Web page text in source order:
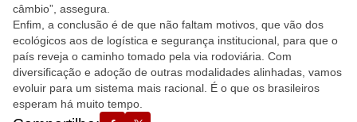
câmbio”, assegura.
Enfim, a conclusão é de que não faltam motivos, que vão dos
ecológicos aos de logística e segurança institucional, para que o
país reveja o caminho tomado pela via rodoviária. Com
diversificação e adoção de outras modalidades alinhadas, vamos
evoluir para um sistema mais racional. É o que os brasileiros
esperam há muito tempo.